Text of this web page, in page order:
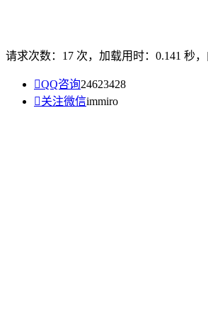
请求次数：17 次，加载用时：0.141 秒
QQ咨询24623428
关注微信immiro